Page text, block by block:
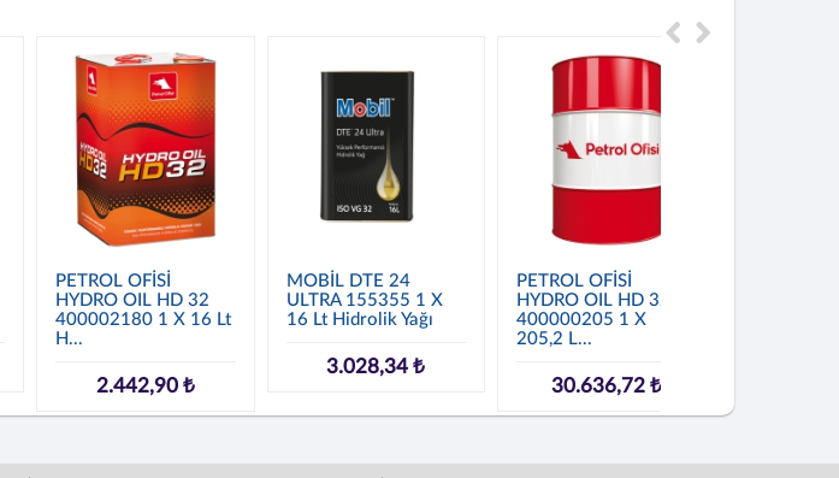
PETROL OFİSİ
HYDRO OIL HD 32
400002180 1 X 16 Lt
H...
2.442,90 ₺
MOBİL DTE 24
ULTRA 155355 1 X
16 Lt Hidrolik Yağı
3.028,34 ₺
PETROL OFİSİ
HYDRO OIL HD 32
400000205 1 X
205,2 L...
30.636,72 ₺